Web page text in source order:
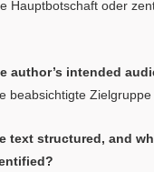
Hauptbotschaft oder
author’s intended
beabsichtigte
text structured, and